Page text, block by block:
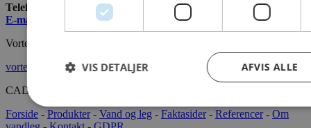
Telefon:
+45 7022 2628
E-mail
info@cado.dk
Vortex International
vortex-intl.com
CADOAQUA® 2022 Alle rettigheder forbeholdes.
Forside - Produkter- Vand og leg - Faktasider- Referencer- Om
AFVIS ALLE
VIS DETALJER